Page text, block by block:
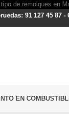
91 127 45 87 -
EN